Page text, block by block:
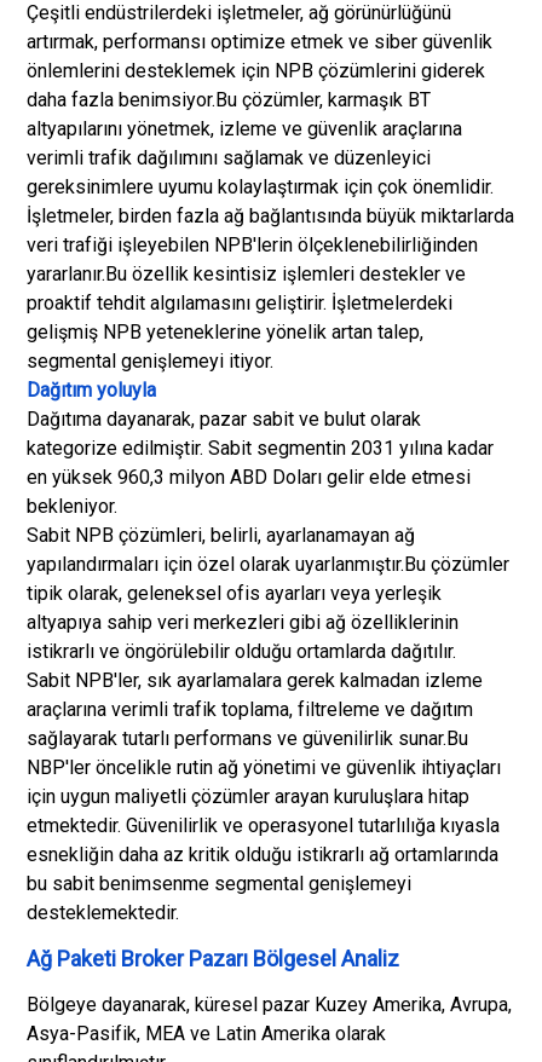
Çeşitli endüstrilerdeki işletmeler, ağ görünürlüğünü
artırmak, performansı optimize etmek ve siber güvenlik
önlemlerini desteklemek için NPB çözümlerini giderek
daha fazla benimsiyor.Bu çözümler, karmaşık BT
altyapılarını yönetmek, izleme ve güvenlik araçlarına
verimli trafik dağılımını sağlamak ve düzenleyici
gereksinimlere uyumu kolaylaştırmak için çok önemlidir.
İşletmeler, birden fazla ağ bağlantısında büyük miktarlarda
veri trafiği işleyebilen NPB'lerin ölçeklenebilirliğinden
yararlanır.Bu özellik kesintisiz işlemleri destekler ve
proaktif tehdit algılamasını geliştirir. İşletmelerdeki
gelişmiş NPB yeteneklerine yönelik artan talep,
segmental genişlemeyi itiyor.
Dağıtım yoluyla
Dağıtıma dayanarak, pazar sabit ve bulut olarak
kategorize edilmiştir. Sabit segmentin 2031 yılına kadar
en yüksek 960,3 milyon ABD Doları gelir elde etmesi
bekleniyor.
Sabit NPB çözümleri, belirli, ayarlanamayan ağ
yapılandırmaları için özel olarak uyarlanmıştır.Bu çözümler
tipik olarak, geleneksel ofis ayarları veya yerleşik
altyapıya sahip veri merkezleri gibi ağ özelliklerinin
istikrarlı ve öngörülebilir olduğu ortamlarda dağıtılır.
Sabit NPB'ler, sık ayarlamalara gerek kalmadan izleme
araçlarına verimli trafik toplama, filtreleme ve dağıtım
sağlayarak tutarlı performans ve güvenilirlik sunar.Bu
NBP'ler öncelikle rutin ağ yönetimi ve güvenlik ihtiyaçları
için uygun maliyetli çözümler arayan kuruluşlara hitap
etmektedir. Güvenilirlik ve operasyonel tutarlılığa kıyasla
esnekliğin daha az kritik olduğu istikrarlı ağ ortamlarında
bu sabit benimsenme segmental genişlemeyi
desteklemektedir.
Ağ Paketi Broker Pazarı Bölgesel Analiz
Bölgeye dayanarak, küresel pazar Kuzey Amerika, Avrupa,
Asya-Pasifik, MEA ve Latin Amerika olarak